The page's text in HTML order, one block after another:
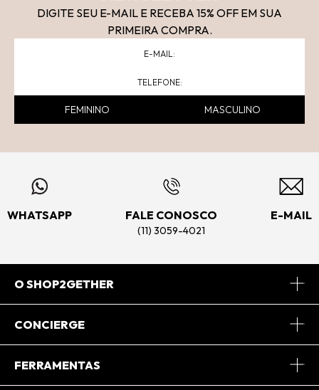
DIGITE SEU E-MAIL E RECEBA 15% OFF EM SUA
PRIMEIRA COMPRA.
FEMININO MASCULINO
WHATSAPP FALE CONOSCO
(11) 3059-4021
E-MAIL
O SHOP2GETHER
Sobre Nós
CONCIERGE
Central de Relacionamento
FERRAMENTAS